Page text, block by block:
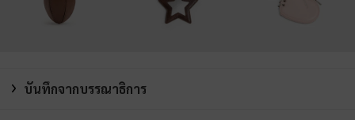
บันทึกจากบรรณาธิการ